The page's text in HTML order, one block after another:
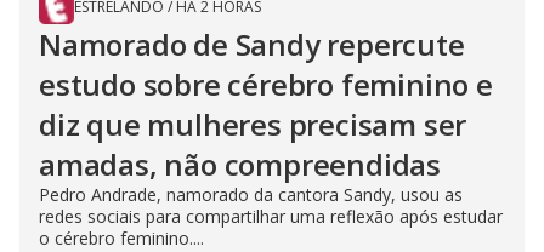
ESTRELANDO / HÁ 2 HORAS
Namorado de Sandy repercute
estudo sobre cérebro feminino e
diz que mulheres precisam ser
amadas, não compreendidas
Pedro Andrade, namorado da cantora Sandy, usou as
redes sociais para compartilhar uma reflexão após estudar
o cérebro feminino....